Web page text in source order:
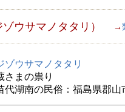
ゾウサマノタタリ） →
ゾウサマノタタリ
さまの祟り
代湖南の民俗：福島県郡山